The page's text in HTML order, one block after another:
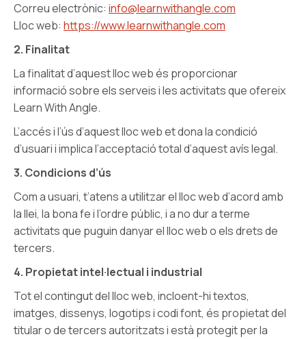
Correu electrònic: info@learnwithangle.com
Lloc web: https://www.learnwithangle.com
2. Finalitat
La finalitat d’aquest lloc web és proporcionar
informació sobre els serveis i les activitats que ofereix
Learn With Angle.
L’accés i l’ús d’aquest lloc web et dona la condició
d’usuari i implica l’acceptació total d’aquest avís legal.
3. Condicions d’ús
Com a usuari, t’atens a utilitzar el lloc web d’acord amb
la llei, la bona fe i l’ordre públic, i a no dur a terme
activitats que puguin danyar el lloc web o els drets de
tercers.
4. Propietat intel·lectual i industrial
Tot el contingut del lloc web, incloent-hi textos,
imatges, dissenys, logotips i codi font, és propietat del
titular o de tercers autoritzats i està protegit per la